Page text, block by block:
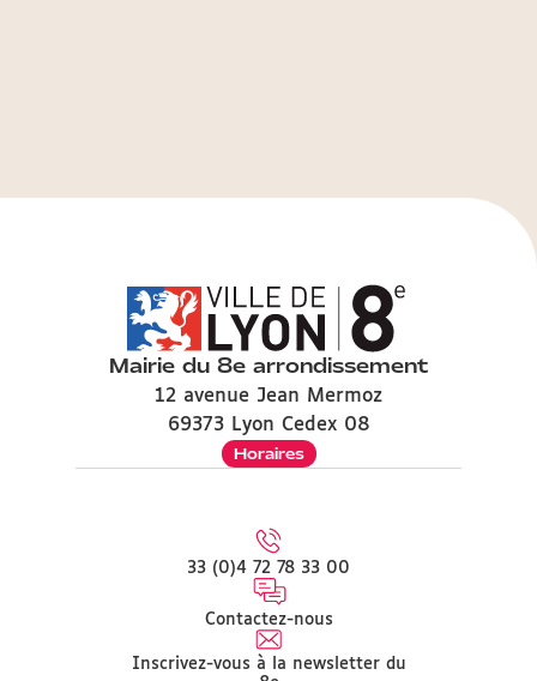
Mairie du 8e arrondissement
12 avenue Jean Mermoz
69373 Lyon Cedex 08
Horaires
33 (0)4 72 78 33 00
Contactez-nous
Inscrivez-vous à la newsletter du